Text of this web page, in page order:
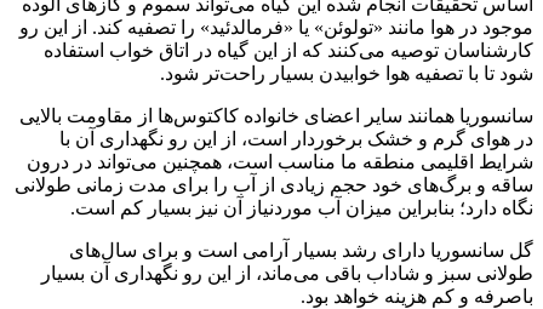
اساس تحقیقات انجام شده این گیاه می‌تواند سموم و گاز‌های آلوده
موجود در هوا مانند «تولوئن» یا «فرمالدئید» را تصفیه کند. از این رو
کارشناسان توصیه می‌کنند که از این گیاه در اتاق خواب استفاده
شود تا با تصفیه هوا خوابیدن بسیار راحت‌تر شود.
سانسوریا همانند سایر اعضای خانواده کاکتوس‌ها از مقاومت بالایی
در هوای گرم و خشک برخوردار است، از این رو نگهداری آن با
شرایط اقلیمی منطقه ما مناسب است، همچنین می‌تواند در درون
ساقه و برگ‌های خود حجم زیادی از آب را برای مدت زمانی طولانی
نگاه دارد؛ بنابراین میزان آب موردنیاز آن نیز بسیار کم است.
گل سانسوریا دارای رشد بسیار آرامی است و برای سال‌های
طولانی سبز و شاداب باقی می‌ماند، از این رو نگهداری آن بسیار
باصرفه و کم هزینه خواهد بود.